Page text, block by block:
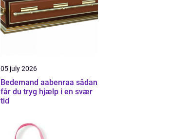
05 july 2026
Bedemand aabenraa sådan
får du tryg hjælp i en svær
tid